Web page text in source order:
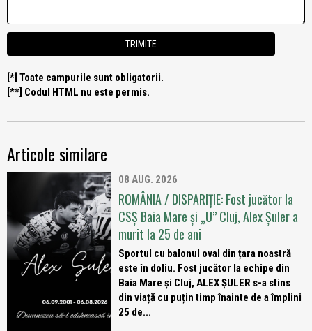
[*] Toate campurile sunt obligatorii.
[**] Codul HTML nu este permis.
Articole similare
08 AUG. 2026
ROMÂNIA / DISPARIȚIE: Fost jucător la
CSȘ Baia Mare și „U” Cluj, Alex Șuler a
murit la 25 de ani
Sportul cu balonul oval din țara noastră
este în doliu. Fost jucător la echipe din
Baia Mare și Cluj, ALEX ȘULER s-a stins
din viață cu puțin timp înainte de a împlini
25 de...